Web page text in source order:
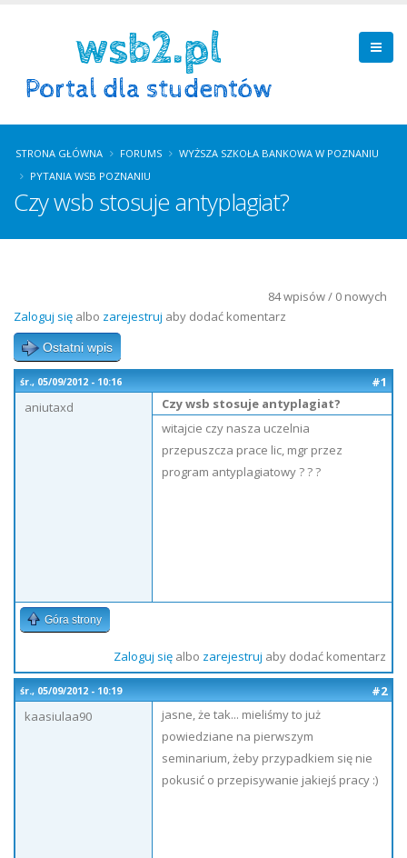
STRONA GŁÓWNA FORUMS
WYŻSZA SZKOŁA BANKOWA W POZNANIU
PYTANIA WSB POZNANIU
Czy wsb stosuje antyplagiat?
84 wpisów / 0 nowych
Zaloguj się albo zarejestruj aby dodać komentarz
Ostatni wpis
śr., 05/09/2012 - 10:16
#1
aniutaxd
Czy wsb stosuje antyplagiat?
witajcie czy nasza uczelnia
przepuszcza prace lic, mgr przez
program antyplagiatowy ? ? ?
Góra strony
Zaloguj sięalbo zarejestruj aby dodać komentarz
śr., 05/09/2012 - 10:19
#2
kaasiulaa90
jasne, że tak... mieliśmy to już
powiedziane na pierwszym
seminarium, żeby przypadkiem się nie
pokusić o przepisywanie jakiejś pracy :)